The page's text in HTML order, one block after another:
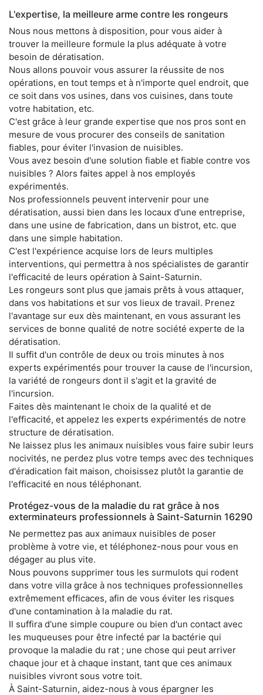
L'expertise, la meilleure arme contre les rongeurs
Nous nous mettons à disposition, pour vous aider à
trouver la meilleure formule la plus adéquate à votre
besoin de dératisation.
Nous allons pouvoir vous assurer la réussite de nos
opérations, en tout temps et à n'importe quel endroit, que
ce soit dans vos usines, dans vos cuisines, dans toute
votre habitation, etc.
C'est grâce à leur grande expertise que nos pros sont en
mesure de vous procurer des conseils de sanitation
fiables, pour éviter l'invasion de nuisibles.
Vous avez besoin d'une solution fiable et fiable contre vos
nuisibles ? Alors faites appel à nos employés
expérimentés.
Nos professionnels peuvent intervenir pour une
dératisation, aussi bien dans les locaux d'une entreprise,
dans une usine de fabrication, dans un bistrot, etc. que
dans une simple habitation.
C'est l'expérience acquise lors de leurs multiples
interventions, qui permettra à nos spécialistes de garantir
l'efficacité de leurs opération à Saint-Saturnin.
Les rongeurs sont plus que jamais prêts à vous attaquer,
dans vos habitations et sur vos lieux de travail. Prenez
l'avantage sur eux dès maintenant, en vous assurant les
services de bonne qualité de notre société experte de la
dératisation.
Il suffit d'un contrôle de deux ou trois minutes à nos
experts expérimentés pour trouver la cause de l'incursion,
la variété de rongeurs dont il s'agit et la gravité de
l'incursion.
Faites dès maintenant le choix de la qualité et de
l'efficacité, et appelez les experts expérimentés de notre
structure de dératisation.
Ne laissez plus les animaux nuisibles vous faire subir leurs
nocivités, ne perdez plus votre temps avec des techniques
d'éradication fait maison, choisissez plutôt la garantie de
l'efficacité en nous téléphonant.
Protégez-vous de la maladie du rat grâce à nos
exterminateurs professionnels à Saint-Saturnin 16290
Ne permettez pas aux animaux nuisibles de poser
problème à votre vie, et téléphonez-nous pour vous en
dégager au plus vite.
Nous pouvons supprimer tous les surmulots qui rodent
dans votre villa grâce à nos techniques professionnelles
extrêmement efficaces, afin de vous éviter les risques
d'une contamination à la maladie du rat.
Il suffira d'une simple coupure ou bien d'un contact avec
les muqueuses pour être infecté par la bactérie qui
provoque la maladie du rat ; une chose qui peut arriver
chaque jour et à chaque instant, tant que ces animaux
nuisibles vivront sous votre toit.
À Saint-Saturnin, aidez-nous à vous épargner les